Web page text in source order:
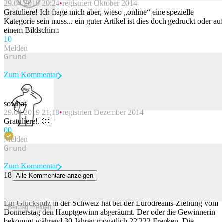
Beitrag melden
29.04.2019 20:24 registriert Oktober 2014
Gratuliere! Ich frage mich aber, wieso „online“ eine spezielle
Kategorie sein muss... ein guter Artikel ist dies doch gedruckt oder
einem Bildschirm
10
Melden
Beitrag melden
Zum Kommentar
sowhat
29.04.2019 21:18 registriert Dezember 2014
Gratuliere!. 👏
00
Melden
Beitrag melden
Zum Kommentar
18 Alle Kommentare anzeigen
Ein Glückspilz in der Schweiz hat bei der Eurodreams-Ziehung vom
Donnerstag den Hauptgewinn abgeräumt. Der oder die Gewinnerin